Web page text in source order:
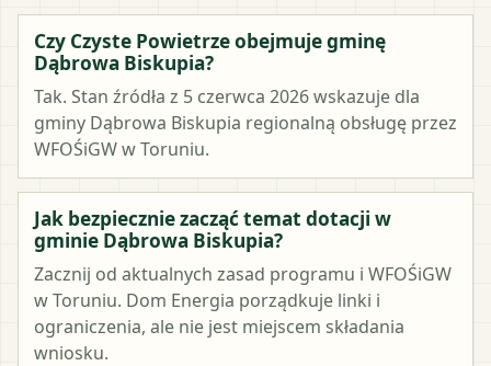
Czy Czyste Powietrze obejmuje gminę
Dąbrowa Biskupia?
Tak. Stan źródła z 5 czerwca 2026 wskazuje dla
gminy Dąbrowa Biskupia regionalną obsługę przez
WFOŚiGW w Toruniu.
Jak bezpiecznie zacząć temat dotacji w
gminie Dąbrowa Biskupia?
Zacznij od aktualnych zasad programu i WFOŚiGW
w Toruniu. Dom Energia porządkuje linki i
ograniczenia, ale nie jest miejscem składania
wniosku.